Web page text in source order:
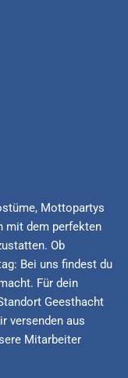
Mottopartys
mit dem perfekten
Ob
Bei uns findest du
Für dein
Geesthacht
versenden aus
Mitarbeiter